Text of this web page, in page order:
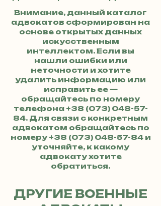
Внимание, данный каталог
адвокатов сформирован на
основе открытых данных
искусственным
интеллектом. Если вы
нашли ошибки или
неточности и хотите
удалить информацию или
исправить ее —
обращайтесь по номеру
телефона +38 (073) 048-57-
84. Для связи с конкретным
адвокатом обращайтесь по
номеру +38 (073) 048-57-84и
уточняйте, к какому
адвокату хотите
обратиться.
ДРУГИЕ ВОЕННЫЕ